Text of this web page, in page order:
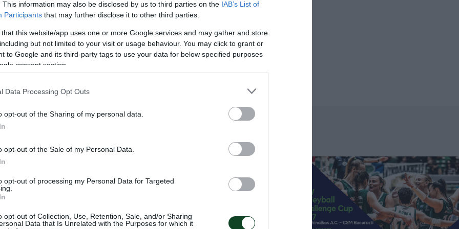
This information may also be disclosed by us to third parties on the IAB’s List of
Participants that may further disclose it to other third parties.
that this website/app uses one or more Google services and may gather and store
but not limited to your visit or usage behaviour. You may click to grant or
to Google and its third-party tags to use your data for below specified purposes
consent section.
Data Processing Opt Outs
opt-out of the Sharing of my personal data.
opt-out of the Sale of my Personal Data.
opt-out of processing my Personal Data for Targeted
opt-out of Collection, Use, Retention, Sale, and/or Sharing
Data that Is Unrelated with the Purposes for which it
κορίτσια που έγραψαν ιστορία ήταν οι Χατζηνίκου,
Τότσκο, Ντουμιτρέσκου, Τομάσεβιτς, Φερνάντεζ, Μυλωνά,
και Παπαγεωργίου